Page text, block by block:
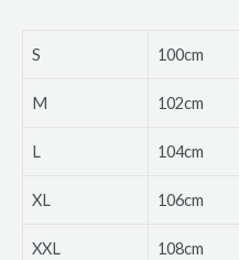
S 100cm
M 102cm
L 104cm
XL 106cm
XXL 108cm